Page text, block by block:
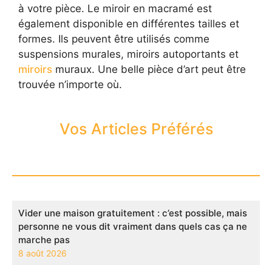
à votre pièce. Le miroir en macramé est
également disponible en différentes tailles et
formes. Ils peuvent être utilisés comme
suspensions murales, miroirs autoportants et
miroirs muraux. Une belle pièce d’art peut être
trouvée n’importe où.
Vos Articles Préférés
Vider une maison gratuitement : c’est possible, mais
personne ne vous dit vraiment dans quels cas ça ne
marche pas
8 août 2026